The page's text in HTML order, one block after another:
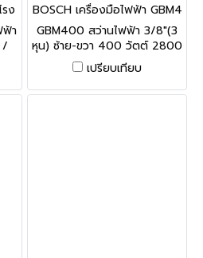
ง
ฟ้า
/
ท์
BOSCH เครื่องมือไฟฟ้า GBM4
00 (0601C10K0)
GBM400 สว่านไฟฟ้า 3/8"(3
หุน) ซ้าย-ขวา 400 วัตต์ 2800
รอบ (0601C10K0) "NEW"
เปรียบเทียบ